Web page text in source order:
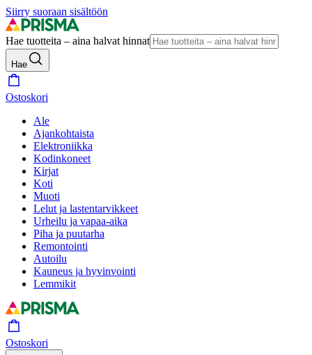
Siirry suoraan sisältöön
Hae tuotteita – aina halvat hinnat
Hae
Ostoskori
Ale
Ajankohtaista
Elektroniikka
Kodinkoneet
Kirjat
Koti
Muoti
Lelut ja lastentarvikkeet
Urheilu ja vapaa-aika
Piha ja puutarha
Remontointi
Autoilu
Kauneus ja hyvinvointi
Lemmikit
Ostoskori